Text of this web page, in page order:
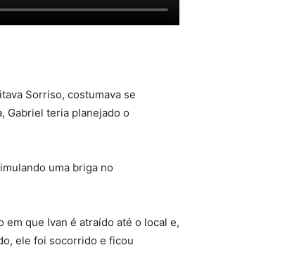
Sorriso, costumava se
Gabriel teria planejado o
uma briga no
que Ivan é atraído até o local e,
ele foi socorrido e ficou